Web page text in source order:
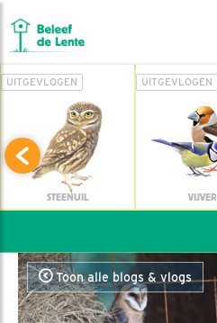
UITGEVLOGEN
STEENUIL
UITGEVLOGEN
VIJVER
Toon alle blogs & vlogs